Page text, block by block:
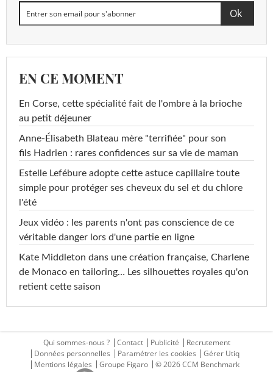
EN CE MOMENT
En Corse, cette spécialité fait de l'ombre à la brioche
au petit déjeuner
Anne-Élisabeth Blateau mère "terrifiée" pour son
fils Hadrien : rares confidences sur sa vie de maman
Estelle Lefébure adopte cette astuce capillaire toute
simple pour protéger ses cheveux du sel et du chlore
l'été
Jeux vidéo : les parents n'ont pas conscience de ce
véritable danger lors d'une partie en ligne
Kate Middleton dans une création française, Charlene
de Monaco en tailoring… Les silhouettes royales qu'on
retient cette saison
Qui sommes-nous ? Contact Publicité
Recrutement
Données personnelles
Paramétrer les cookies
Gérer Utiq
Mentions légales
Groupe Figaro © 2026 CCM Benchmark